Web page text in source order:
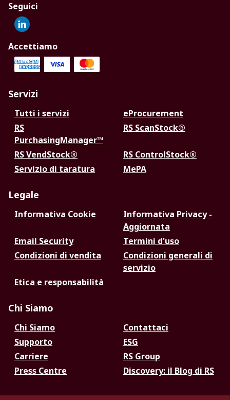
Seguici
Accettiamo
Servizi
Tutti i servizi
eProcurement
RS
PurchasingManager™
RS ScanStock®
RS VendStock®
RS ControlStock®
Servizio di taratura
MePA
Legale
Informativa Cookie
Informativa Privacy -
Aggiornata
Email Security
Termini d'uso
Condizioni di vendita
Condizioni generali di
servizio
Etica e responsabilità
Chi Siamo
Chi Siamo
Contattaci
Supporto
ESG
Carriere
RS Group
Press Centre
Discovery: il Blog di RS